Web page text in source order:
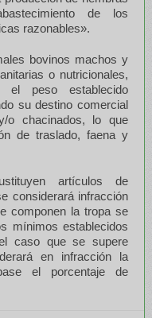
de los
razonables».
bovinos machos y
o nutricionales,
el peso establecido
su destino comercial
o chacinados, lo que
de traslado, faena y
artículos de
considerará infracción
componen la tropa se
mínimos establecidos
caso que se supere
en infracción la
el porcentaje de